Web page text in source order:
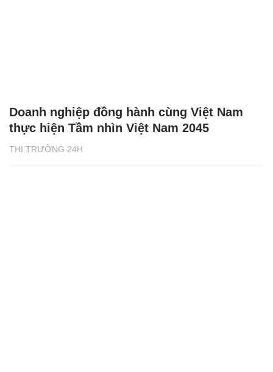
THỊ TRƯỜNG 24H
Doanh nghiệp đồng hành cùng Việt Nam
thực hiện Tầm nhìn Việt Nam 2045